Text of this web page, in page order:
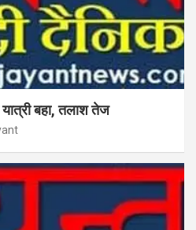
बहा, तलाश तेज